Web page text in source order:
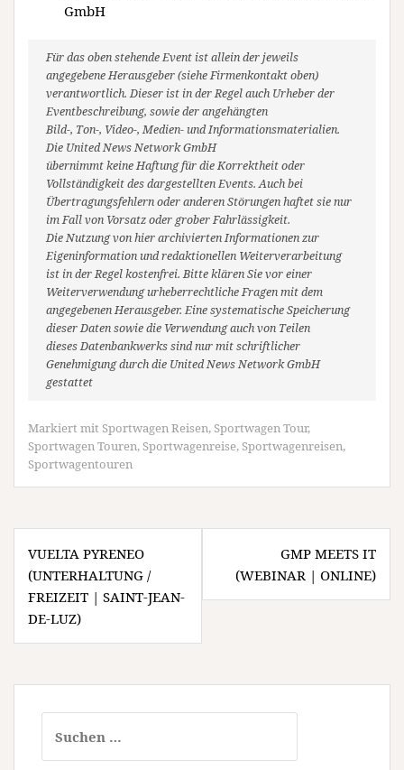
GmbH
Für das oben stehende Event ist allein der jeweils
angegebene Herausgeber (siehe Firmenkontakt oben)
verantwortlich. Dieser ist in der Regel auch Urheber der
Eventbeschreibung, sowie der angehängten
Bild-, Ton-, Video-, Medien- und Informationsmaterialien.
Die United News Network GmbH
übernimmt keine Haftung für die Korrektheit oder
Vollständigkeit des dargestellten Events. Auch bei
Übertragungsfehlern oder anderen Störungen haftet sie nur
im Fall von Vorsatz oder grober Fahrlässigkeit.
Die Nutzung von hier archivierten Informationen zur
Eigeninformation und redaktionellen Weiterverarbeitung
ist in der Regel kostenfrei. Bitte klären Sie vor einer
Weiterverwendung urheberrechtliche Fragen mit dem
angegebenen Herausgeber. Eine systematische Speicherung
dieser Daten sowie die Verwendung auch von Teilen
dieses Datenbankwerks sind nur mit schriftlicher
Genehmigung durch die United News Network GmbH
gestattet
Markiert mit Sportwagen Reisen,Sportwagen Tour,
Sportwagen Touren,Sportwagenreise,Sportwagenreisen,
Sportwagentouren
Beitragsnavigation
VUELTA PYRENEO
(UNTERHALTUNG /
FREIZEIT | SAINT-JEAN-
DE-LUZ)
GMP MEETS IT
(WEBINAR | ONLINE)
nach: